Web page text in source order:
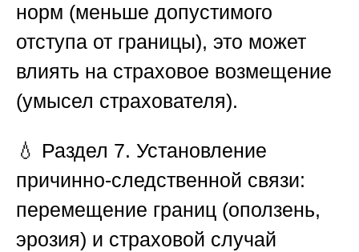
норм (меньше допустимого
отступа от границы), это может
влиять на страховое возмещение
(умысел страхователя).
💧 Раздел 7. Установление
причинно-следственной связи:
перемещение границ (оползень,
эрозия) и страховой случай